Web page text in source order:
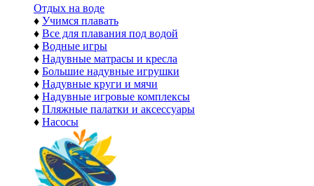
Отдых на воде
♦ Учимся плавать
♦ Все для плавания под водой
♦ Водные игры
♦ Надувные матрасы и кресла
♦ Большие надувные игрушки
♦ Надувные круги и мячи
♦ Надувные игровые комплексы
♦ Пляжные палатки и аксессуары
♦ Насосы